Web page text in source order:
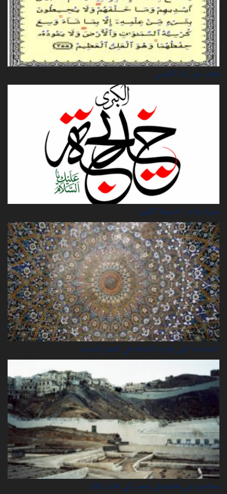
تعرف على آية الكرسي
سيرة‌ جناب "خديجة‌ الكبرى"
التحديات التي تواجه الإسلام في العصر الحديث
محاصرة بني هاشم في شعب أبي طالب (20)